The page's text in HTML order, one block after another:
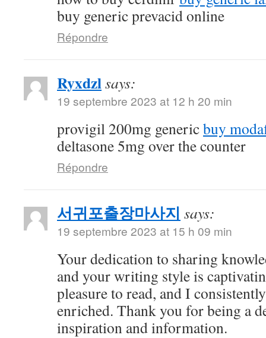
buy generic prevacid online
Répondre
Ryxdzlsays:
19 septembre 2023 at 12 h 20 min
provigil 200mg genericbuy
deltasone 5mg over the counter
Répondre
서귀포출장마사지 says:
19 septembre 2023 at 15 h 09 min
Your dedication to sharing
and your writing style is
pleasure to read, and I
enriched. Thank you for being a
inspiration and information.